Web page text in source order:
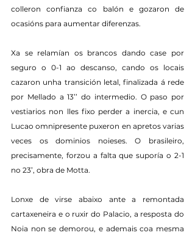
colleron confianza co balón e gozaron de
ocasións para aumentar diferenzas.
Xa se relamían os brancos dando case por
seguro o 0-1 ao descanso, cando os locais
cazaron unha transición letal, finalizada á rede
por Mellado a 13’’ do intermedio. O paso por
vestiarios non lles fixo perder a inercia, e cun
Lucao omnipresente puxeron en apretos varias
veces os dominios noieses. O brasileiro,
precisamente, forzou a falta que suporía o 2-1
no 23’, obra de Motta.
Lonxe de virse abaixo ante a remontada
cartaxeneira e o ruxir do Palacio, a resposta do
Noia non se demorou, e ademais coa mesma